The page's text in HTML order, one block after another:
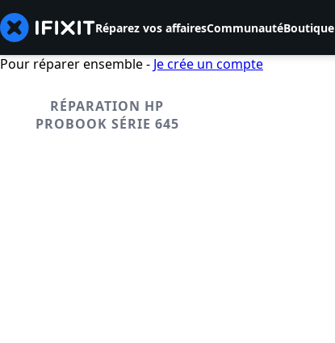
Réparez vos affairesCommunautéBoutique
Pour réparer ensemble - Je crée un compte
RÉPARATION HP
PROBOOK SÉRIE 645